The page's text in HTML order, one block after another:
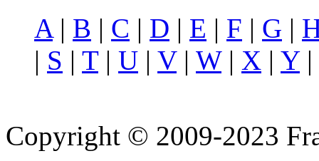
A | B | C | D | E | F | G |
| S | T| U | V| W| X | Y|
Copyright © 2009-2023